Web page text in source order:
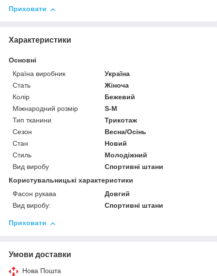
Приховати
Характеристики
Основні
Країна виробник
Україна
Стать
Жіноча
Колір
Бежевий
Міжнародний розмір
S-M
Тип тканини
Трикотаж
Сезон
Весна/Осінь
Стан
Новий
Стиль
Молодіжний
Вид виробу
Спортивні штани
Користувальницькі характеристики
Фасон рукава
Довгий
Вид виробу:
Спортивні штани
Приховати
Умови доставки
Нова Пошта